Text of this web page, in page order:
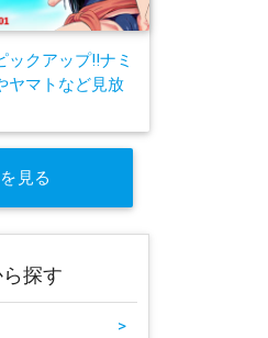
クアップ!!ナミ
ヤマトなど見放
見る
探す
>